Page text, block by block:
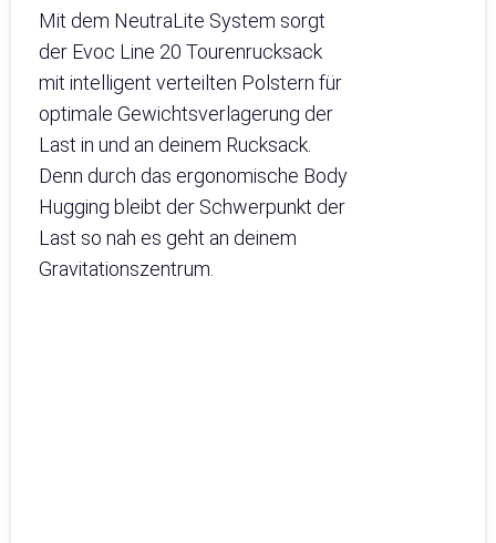
Mit dem NeutraLite System sorgt
der Evoc Line 20 Tourenrucksack
mit intelligent verteilten Polstern für
optimale Gewichtsverlagerung der
Last in und an deinem Rucksack.
Denn durch das ergonomische Body
Hugging bleibt der Schwerpunkt der
Last so nah es geht an deinem
Gravitationszentrum.